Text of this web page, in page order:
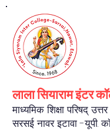
लाला सियाराम इंटर
माध्यमिक शिक्षा परिषद्
सरसई नावर इटावा -यू.पी.